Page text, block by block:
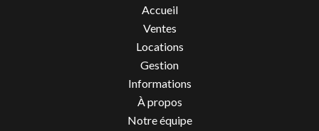
Accueil
Ventes
Locations
Gestion
Informations
À propos
Notre équipe